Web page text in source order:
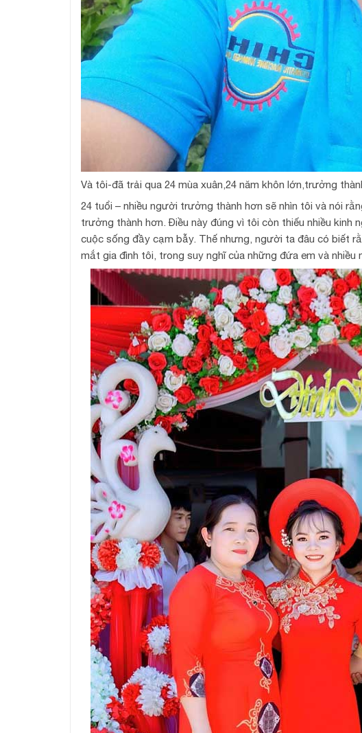
Và tôi-đã trải qua 24 mùa xuân,24 năm khôn lớn,trưởng
24 tuổi – nhiều người trưởng thành hơn sẽ nhìn tôi và nói
trưởng thành hơn. Điều này đúng vì tôi còn thiếu nhiều kinh
cuộc sống đầy cạm bẫy. Thế nhưng, người ta đâu có biết
mắt gia đình tôi, trong suy nghĩ của những đứa em và nhiều